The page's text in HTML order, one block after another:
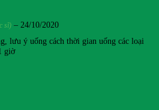
sĩ) – 24/10/2020
lưu ý uống cách thời gian uống các loại
giờ